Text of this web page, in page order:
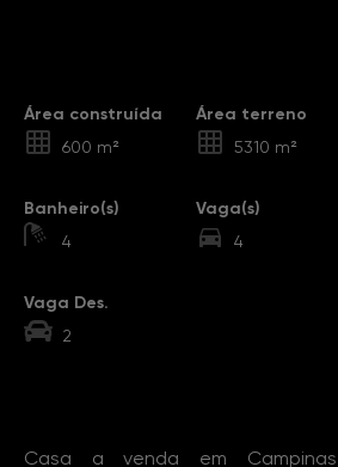
Área construída
600 m²
Área terreno
5310 m²
Banheiro(s)
4
Vaga(s)
4
Vaga Des.
2
Casa a venda em